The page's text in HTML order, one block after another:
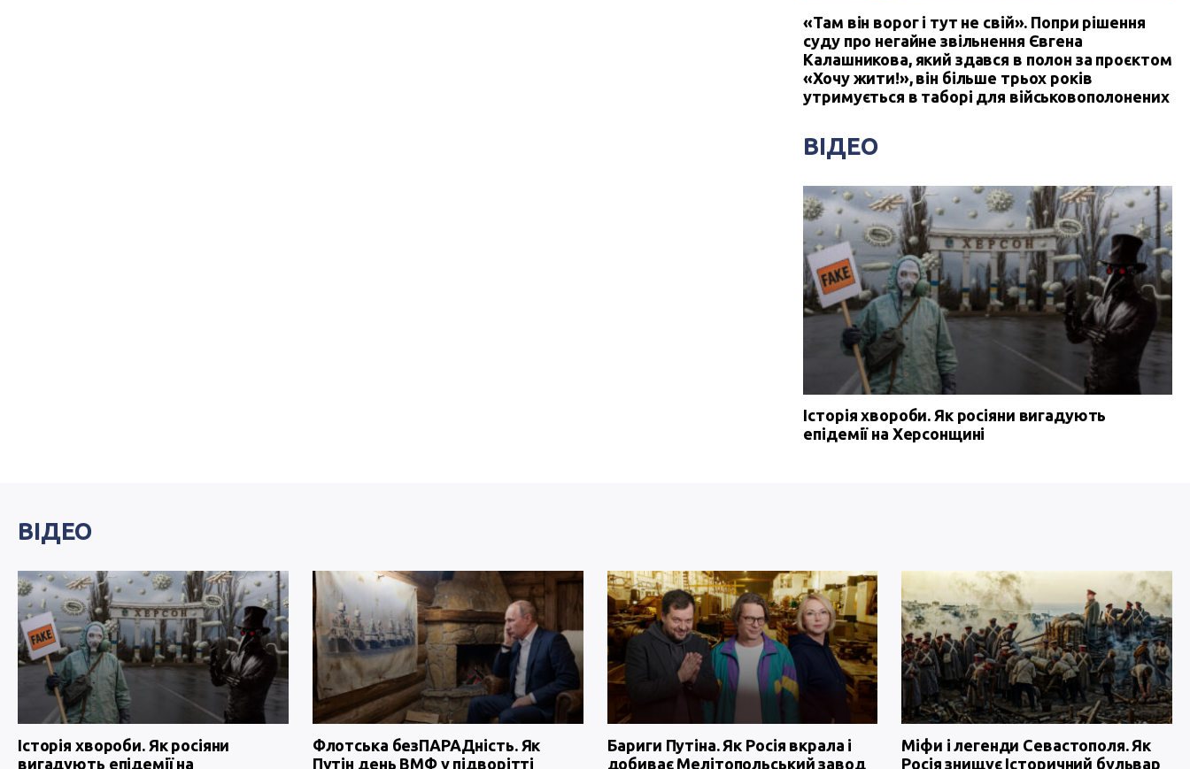
«Там він ворог і тут не свій». Попри рішення
суду про негайне звільнення Євгена
Калашникова, який здався в полон за проєктом
«Хочу жити!», він більше трьох років
утримується в таборі для військовополонених
ВІДЕО
Історія хвороби. Як росіяни вигадують
епідемії на Херсонщині
ВІДЕО
Історія хвороби. Як росіяни
вигадують епідемії на
Флотська безПАРАДність. Як
Путін день ВМФ у підворітті
Бариги Путіна. Як Росія вкрала і
добиває Мелітопольський завод
Міфи і легенди Севастополя. Як
Росія знищує Історичний бульвар